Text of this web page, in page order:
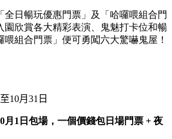
全日暢玩優惠門票」及「哈囉喂組合門
園欣賞各大精彩表演、鬼魅打卡位和暢
組合門票」便可勇闖六大驚嚇鬼屋！
10月 31 日
月1日包場，一個價錢包日場門票 + 夜